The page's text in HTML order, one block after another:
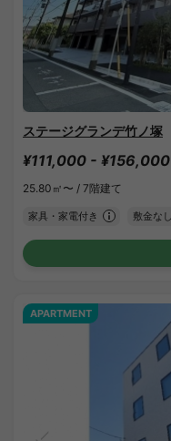
ステージグランデ竹ノ塚
¥111,000 - ¥156,000
25.80㎡〜 / 7階建て
家具・家電付き 敷金なし
APARTMENT